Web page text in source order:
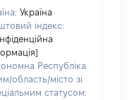
Україна
індекс:
Республіка
область/місто зі
статусом: